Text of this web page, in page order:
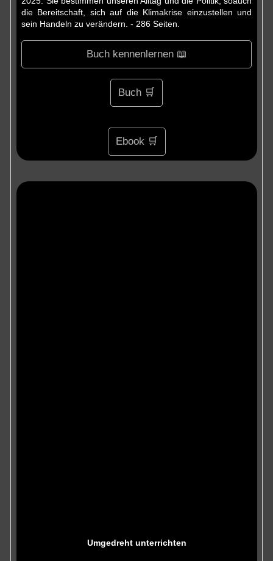
die Bereitschaft, sich auf die Klimakrise einzustellen und
sein Handeln zu verändern. - 286 Seiten.
Buch kennenlernen 📖
Buch 🛒
Ebook 🛒
Umgedreht unterrichten